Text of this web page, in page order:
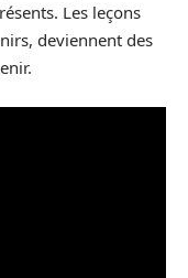
Les leçons
deviennent des